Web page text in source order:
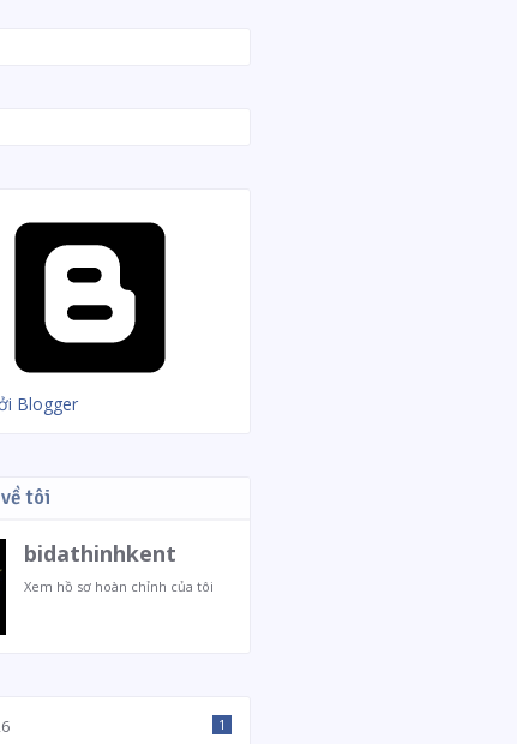
Blogger
tôi
bidathinhkent
Xem hồ sơ hoàn chỉnh của tôi
1